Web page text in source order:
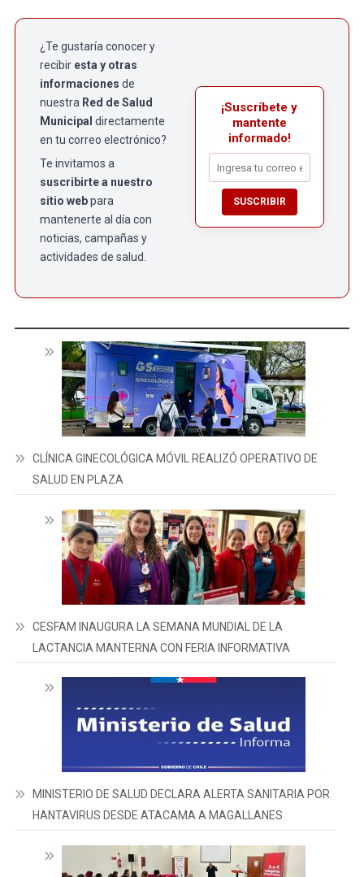
¿Te gustaría conocer y
recibir esta y otras
informaciones de
nuestra Red de Salud
Municipal directamente
en tu correo electrónico?
Te invitamos a
suscribirte a nuestro
sitio webpara
mantenerte al día con
noticias, campañas y
actividades de salud.
¡Suscríbete y
mantente
informado!
SUSCRIBIR
CLÍNICA GINECOLÓGICA MÓVIL REALIZÓ OPERATIVO DE
SALUD EN PLAZA
CESFAM INAUGURA LA SEMANA MUNDIAL DE LA
LACTANCIA MANTERNA CON FERIA INFORMATIVA
MINISTERIO DE SALUD DECLARA ALERTA SANITARIA POR
HANTAVIRUS DESDE ATACAMA A MAGALLANES